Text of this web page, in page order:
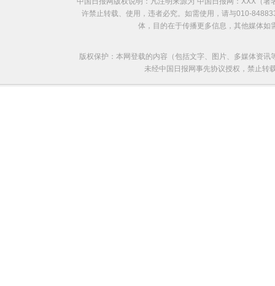
欧洲国家不愿与俄罗斯闹僵
许禁止转载、使用，违者必究。如需使用，请与010-
体，目的在于传播更多信息，其他媒体
版权保护：本网登载的内容（包括文字、图片、多媒体资
未经中国日报网事先协议授权，禁止转